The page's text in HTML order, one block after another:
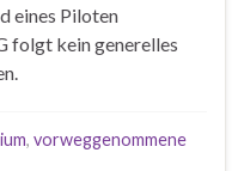
eines Piloten
folgt kein generelles
, vorweggenommene